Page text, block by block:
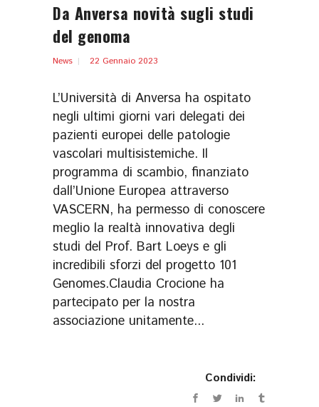
Da Anversa novità sugli studi
del genoma
News 22 Gennaio 2023
L’Università di Anversa ha ospitato
negli ultimi giorni vari delegati dei
pazienti europei delle patologie
vascolari multisistemiche. Il
programma di scambio, finanziato
dall’Unione Europea attraverso
VASCERN, ha permesso di conoscere
meglio la realtà innovativa degli
studi del Prof. Bart Loeys e gli
incredibili sforzi del progetto 101
Genomes.Claudia Crocione ha
partecipato per la nostra
associazione unitamente...
Condividi: